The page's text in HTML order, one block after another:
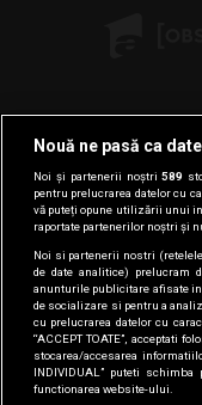
Nouă ne pasă ca
Noi și partenerii noștri589
pentru prelucrarea datelor cu
vă puteți opune utilizării unui
raportate partenerilor noștri și
Noi si partenerii nostri
de date analitice) prelucram
anunturile publicitare afisate
de socializare si pentru a
cu prelucrarea datelor cu
“ACCEPT TOATE”, acceptati
stocarea/accesarea
INDIVIDUAL” puteti
functionarea website-ului.